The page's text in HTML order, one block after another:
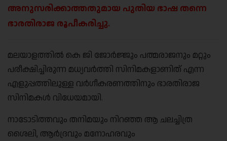
അനുസരിക്കാത്തതുമായ പുതിയ ഭാഷ തന്നെ
ഭാരതിരാജ രൂപീകരിച്ചു.
മലയാളത്തിൽ കെ ജി ജോർജ്ജും പത്മരാജനും മറ്റും
പരീക്ഷിച്ചിരുന്ന മധ്യവർത്തി സിനിമകളാണിത് എന്ന
എളുപ്പത്തിലുള്ള വര്‍ഗീകരണത്തിനും ഭാരതിരാജ
സിനിമകൾ വിധേയമായി.
നാടോടിത്തവും തനിമയും നിറഞ്ഞ ആ ചലച്ചിത്ര
ശൈലി, ആർദ്രവും മനോഹരവും